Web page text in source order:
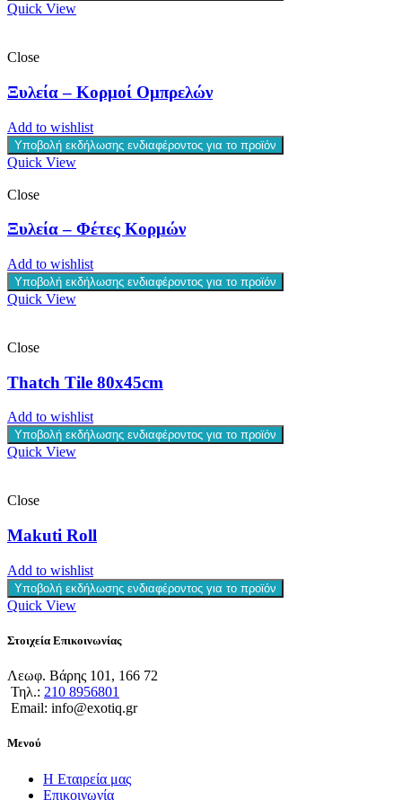
Quick View
Close
Ξυλεία – Κορμοί Ομπρελών
Add to wishlist
Υποβολή εκδήλωσης ενδιαφέροντος για το προϊόν
Quick View
Close
Ξυλεία – Φέτες Κορμών
Add to wishlist
Υποβολή εκδήλωσης ενδιαφέροντος για το προϊόν
Quick View
Close
Thatch Tile 80x45cm
Add to wishlist
Υποβολή εκδήλωσης ενδιαφέροντος για το προϊόν
Quick View
Close
Makuti Roll
Add to wishlist
Υποβολή εκδήλωσης ενδιαφέροντος για το προϊόν
Quick View
Στοιχεία Επικοινωνίας
Λεωφ. Βάρης 101, 166 72
Τηλ.: 210 8956801
Email: info@exotiq.gr
Μενού
Η Εταιρεία μας
Επικοινωνία